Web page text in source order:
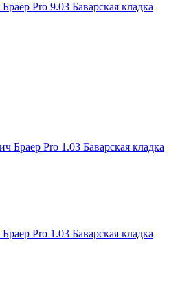
Pro 9.03 Баварская кладка
Pro 1.03 Баварская кладка